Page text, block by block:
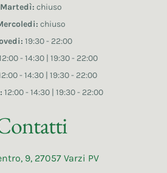
Martedì: chiuso
chiuso
19:30 - 22:00
- 14:30 | 19:30 - 22:00
- 14:30 | 19:30 - 22:00
12:00 - 14:30 | 19:30 - 22:00
9, 27057 Varzi PV